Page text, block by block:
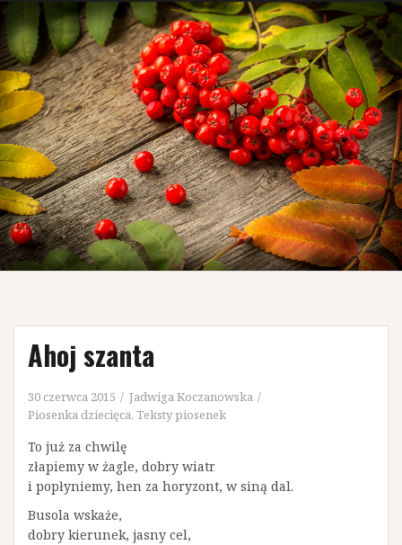
Ahoj szanta
30 czerwca 2015
Jadwiga Koczanowska
Piosenka dziecięca, Teksty piosenek
To już za chwilę
złapiemy w żagle, dobry wiatr
i popłyniemy, hen za horyzont, w siną dal.
Busola wskaże,
dobry kierunek, jasny cel,